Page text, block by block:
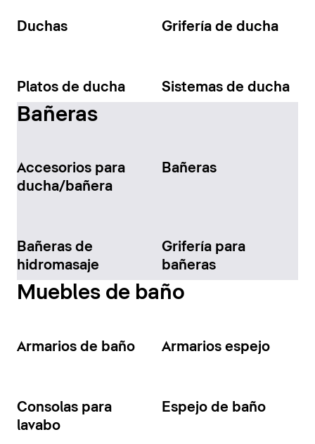
Duchas Grifería de ducha
Platos de ducha Sistemas de ducha
Bañeras
Accesorios para
ducha/bañera
Bañeras
Bañeras de
hidromasaje
Grifería para
bañeras
Muebles de baño
Armarios de baño Armarios espejo
Consolas para
lavabo
Espejo de baño